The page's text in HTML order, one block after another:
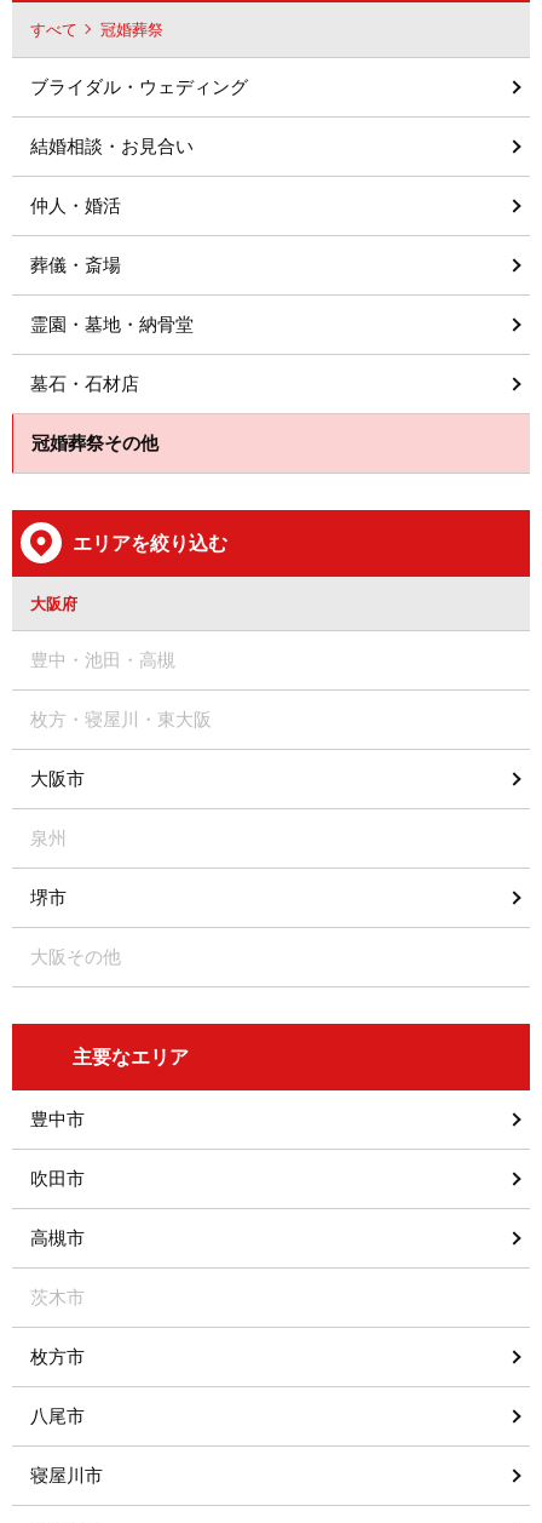
すべて 冠婚葬祭
ブライダル・ウェディング
結婚相談・お見合い
仲人・婚活
葬儀・斎場
霊園・墓地・納骨堂
墓石・石材店
冠婚葬祭その他
エリアを絞り込む
大阪府
豊中・池田・高槻
枚方・寝屋川・東大阪
大阪市
泉州
堺市
大阪その他
主要なエリア
豊中市
吹田市
高槻市
茨木市
枚方市
八尾市
寝屋川市